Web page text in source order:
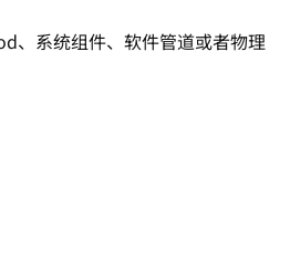
、系统组件、软件管道或者物理